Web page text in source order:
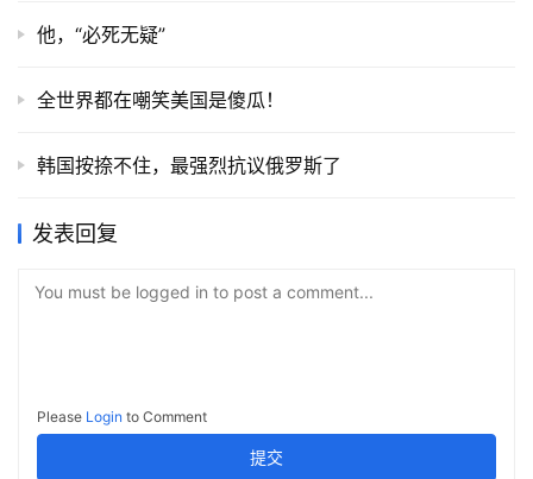
他，“必死无疑”
全世界都在嘲笑美国是傻瓜！
韩国按捺不住，最强烈抗议俄罗斯了
发表回复
You must be logged in to post a comment...
Please Login to Comment
提交